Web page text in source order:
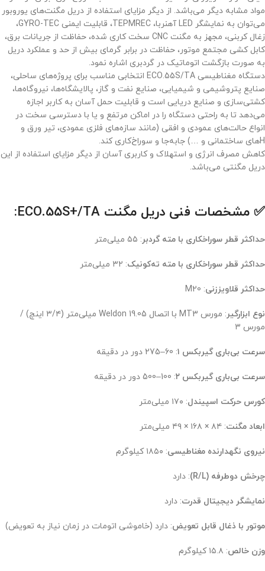
مواد مشابه دیگر می‌باشد. از دیگر مزایای استفاده از دریل مگنت‌های یوروبور
می‌توان به نمایشگر LED آهنربا، TEPMREC، قابلیت ایمنی GYRO-TEC،
زغال کربنی، مجهز به مگنت CNC سخت کاری شده، حفاظت از جریانات برق،
کابل کشی مجتمع موتور، حفاظت در برابر گرمای بیش از حد و عملکرد دریل
به صورت بازگشت اتوماتیک در گردبری اشاره نمود.
دستگاه مغناطیسی ECO.55S/TA انتخابی مناسب برای پروژه‌های ساحلی،
صنایع پتروشیمی و شیمیایی، صنایع نفت و گاز، پالایشگاه‌ها، نیروگاه‌ها،
کشتی‌سازی و صنایع دریایی است و قابلیت حمل آسان به کاربر اجازه
می‌دهد تا به راحتی دستگاه را در اماکن مرتفع و یا با دسترسی سخت در
انواع حالت‌های عمودی و افقی (مانند سازه‌های فلزی عمودی، تیر ورق و
Hهای ساختمانی و …) جابه‌جا و سوراخ‌کاری کند.
کاهش مصرف انرژی و استهلاک و کاربری آسان از دیگر مزایای استفاده از این
دریل مگنتی می‌باشد.
✅ مشخصات فنی دریل مگنت ECO.55S+/TA:
حداکثر قطر سوراخکاری با مته گردبر : ۵۵ میلی‌متر
حداکثر قطر سوراخکاری با مته ته‌کونیک: ۳۲ میلی‌متر
حداکثر قلاویززنی: M20
نوع ابزارگیر
: مورس MT3 با اتصال Weldon 19.05 میلی‌متر (۳/۴ اینچ) /
مورس ۳
سرعت بی‌باری گیربکس ۱ : 60–275 دور در دقیقه
سرعت بی‌باری گیربکس ۲ : 100–500 دور در دقیقه
کورس حرکت اسپیندل: ۱۷۰ میلی‌متر
ابعاد مگنت: ۸۴ × ۱۶۸ × ۴۹ میلی‌متر
نیروی نگهدارنده مغناطیسی: ۱۸۵۰ کیلوگرم
چرخش دوطرفه (R/L) : دارد
نمایشگر دیجیتال قدرت: دارد
موتور با ذغال قابل تعویض: دارد (خاموشی اتومات در زمان نیاز به تعویض)
وزن خالص: ۱۵.۸ کیلوگرم